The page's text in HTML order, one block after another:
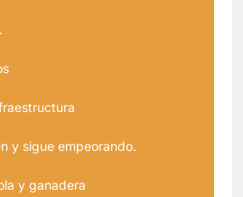
y sigue empeorando.
y ganadera